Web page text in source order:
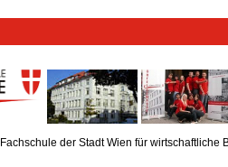
Fachschule der Stadt Wien für wirtschaftliche